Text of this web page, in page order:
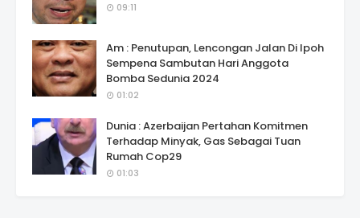
09:11
Am : Penutupan, Lencongan Jalan Di Ipoh
Sempena Sambutan Hari Anggota
Bomba Sedunia 2024
01:02
Dunia : Azerbaijan Pertahan Komitmen
Terhadap Minyak, Gas Sebagai Tuan
Rumah Cop29
01:03